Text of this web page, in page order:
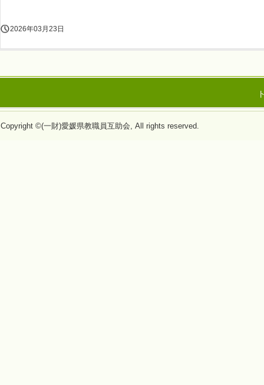
2026年03月23日
Copyright ©(一財)愛媛県教職員互助会, All rights reserved.